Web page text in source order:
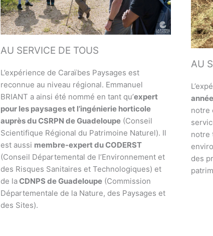
AU SERVICE DE TOUS
L’expérience de Caraïbes Paysages est
reconnue au niveau régional. Emmanuel
BRIANT a ainsi été nommé en tant qu’expert
pour les paysages et l’ingénierie horticole
auprès du CSRPN de Guadeloupe(Conseil
Scientifique Régional du Patrimoine Naturel). Il
est aussi membre-expert du CODERST
(Conseil Départemental de l’Environnement et
des Risques Sanitaires et Technologiques) et
de laCDNPS de Guadeloupe(Commission
Départementale de la Nature, des Paysages et
des Sites).
AU
notre
notre
des